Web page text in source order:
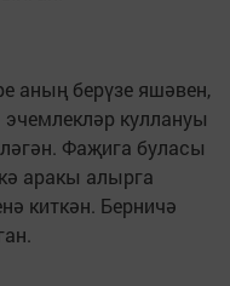
аның берүзе яшәвен,
куллануы
Фаҗига буласы
аракы алырга
киткән. Берничә